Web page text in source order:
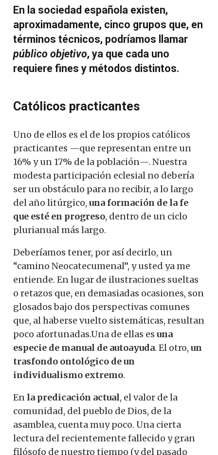
En la sociedad española existen,
aproximadamente, cinco grupos que, en
términos técnicos, podríamos llamar
público objetivo, ya que cada uno
requiere fines y métodos distintos.
Católicos practicantes
Uno de ellos es el de los propios católicos
practicantes —que representan entre un
16% y un 17% de la población—. Nuestra
modesta participación eclesial no debería
ser un obstáculo para no recibir, a lo largo
del año litúrgico, una formación de la fe
que esté en progreso, dentro de un ciclo
plurianual más largo.
Deberíamos tener, por así decirlo, un
“camino Neocatecumenal”, y usted ya me
entiende. En lugar de ilustraciones sueltas
o retazos que, en demasiadas ocasiones, son
glosados bajo dos perspectivas comunes
que, al haberse vuelto sistemáticas, resultan
poco afortunadas.Una de ellas es una
especie de manual de autoayuda. El otro, un
trasfondo ontológico de un
individualismo extremo.
En la predicación actual, el valor de la
comunidad, del pueblo de Dios, de la
asamblea, cuenta muy poco. Una cierta
lectura del recientemente fallecido y gran
filósofo de nuestro tiempo (y del pasado